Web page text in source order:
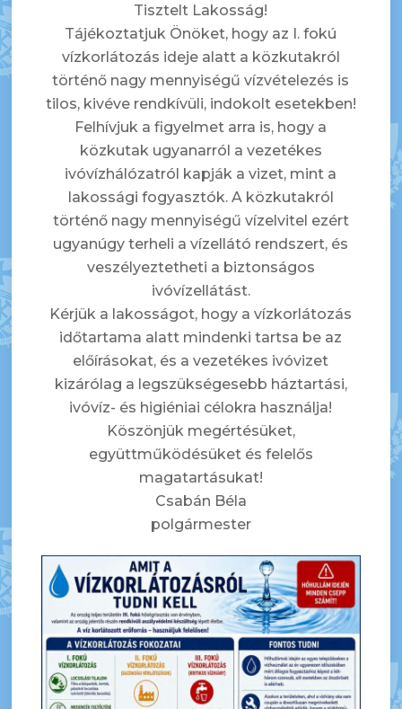
Tisztelt Lakosság!
Tájékoztatjuk Önöket, hogy az I. fokú
vízkorlátozás ideje alatt a közkutakról
történő nagy mennyiségű vízvételezés is
tilos, kivéve rendkívüli, indokolt esetekben!
Felhívjuk a figyelmet arra is, hogy a
közkutak ugyanarról a vezetékes
ivóvízhálózatról kapják a vizet, mint a
lakossági fogyasztók. A közkutakról
történő nagy mennyiségű vízelvitel ezért
ugyanúgy terheli a vízellátó rendszert, és
veszélyeztetheti a biztonságos
ivóvízellátást.
Kérjük a lakosságot, hogy a vízkorlátozás
időtartama alatt mindenki tartsa be az
előírásokat, és a vezetékes ivóvizet
kizárólag a legszükségesebb háztartási,
ivóvíz- és higiéniai célokra használja!
Köszönjük megértésüket,
együttműködésüket és felelős
magatartásukat!
Csabán Béla
polgármester